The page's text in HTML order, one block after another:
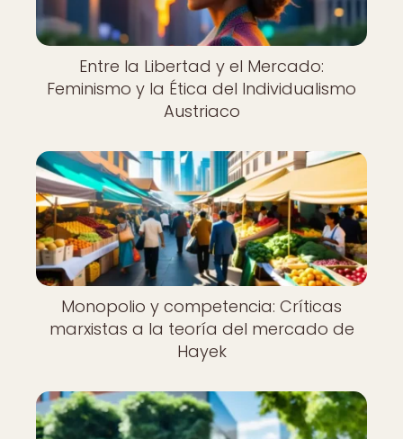
Entre la Libertad y el Mercado:
Feminismo y la Ética del Individualismo
Austriaco
Monopolio y competencia: Críticas
marxistas a la teoría del mercado de
Hayek